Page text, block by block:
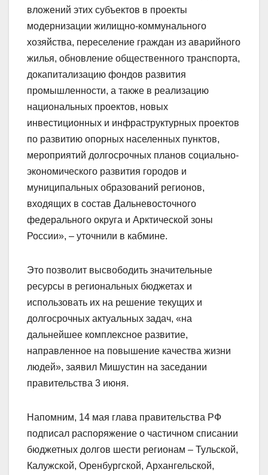
вложений этих субъектов в проекты
модернизации жилищно-коммунального
хозяйства, переселение граждан из аварийного
жилья, обновление общественного транспорта,
докапитализацию фондов развития
промышленности, а также в реализацию
национальных проектов, новых
инвестиционных и инфраструктурных проектов
по развитию опорных населенных пунктов,
мероприятий долгосрочных планов социально-
экономического развития городов и
муниципальных образований регионов,
входящих в состав Дальневосточного
федерального округа и Арктической зоны
России», – уточнили в кабмине.
Это позволит высвободить значительные
ресурсы в региональных бюджетах и
использовать их на решение текущих и
долгосрочных актуальных задач, «на
дальнейшее комплексное развитие,
направленное на повышение качества жизни
людей», заявил Мишустин на заседании
правительства 3 июня.
Напомним, 14 мая глава правительства РФ
подписал распоряжение о частичном списании
бюджетных долгов шести регионам – Тульской,
Калужской, Оренбургской, Архангельской,